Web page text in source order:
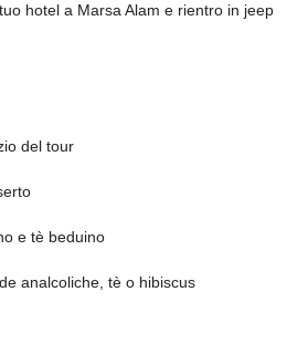
hotel a Marsa Alam e rientro in jeep
del tour
e tè beduino
analcoliche, tè o hibiscus